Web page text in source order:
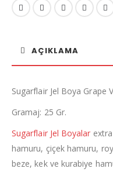
AÇIKLAMA
Sugarflair Jel Boya Grape
Gramaj: 25 Gr.
Sugarflair Jel Boyalar
hamuru, çiçek hamuru,
beze, kek ve kurabiye